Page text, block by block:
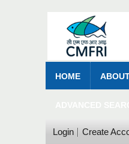
HOME
Login Create